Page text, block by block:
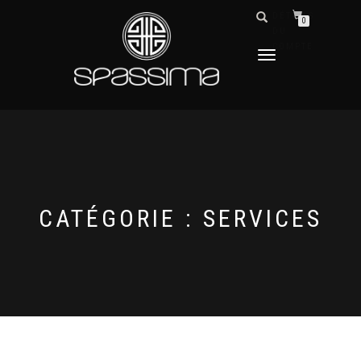
DÉPLIER
DÉTAILS
0
CATÉGORIE : SERVICES